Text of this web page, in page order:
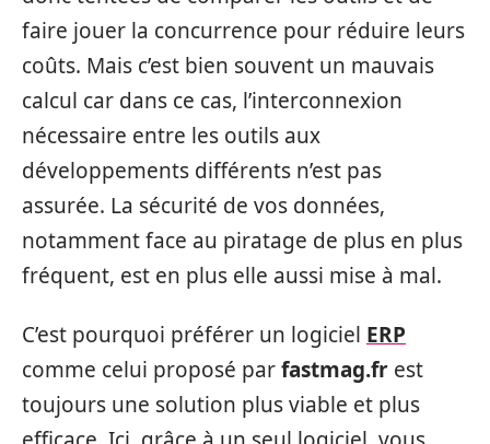
faire jouer la concurrence pour réduire leurs
coûts. Mais c’est bien souvent un mauvais
calcul car dans ce cas, l’interconnexion
nécessaire entre les outils aux
développements différents n’est pas
assurée. La sécurité de vos données,
notamment face au piratage de plus en plus
fréquent, est en plus elle aussi mise à mal.
C’est pourquoi préférer un logiciel ERP
comme celui proposé parfastmag.fr est
toujours une solution plus viable et plus